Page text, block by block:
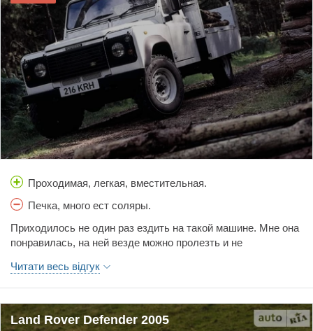
Проходимая, легкая, вместительная.
Печка, много ест соляры.
Приходилось не один раз ездить на такой машине. Мне она
понравилась, на ней везде можно пролезть и не
лебедку, которая уже встроена в машину и вылезти. Легкая,
проходимая машина, вместительный салон,
дополнительные два кресла в багажнике. Вообще
идеальная машина для охотника и рыболова.Несколько
Читати весь відгук
Land Rover Defender 2005